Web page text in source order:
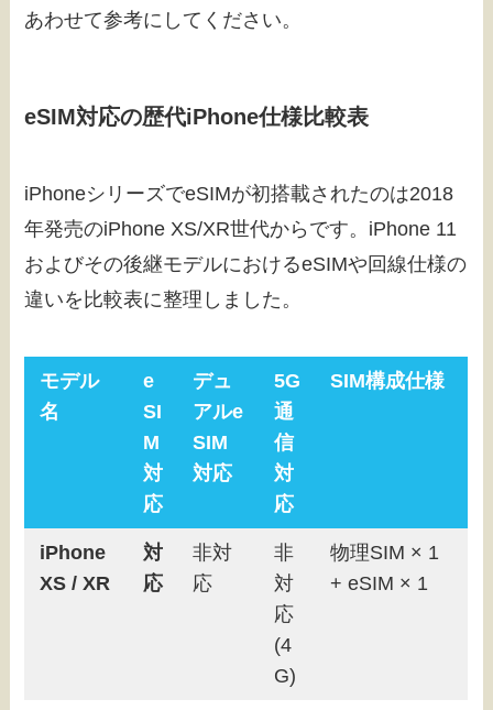
あわせて参考にしてください。
eSIM対応の歴代iPhone仕様比較表
iPhoneシリーズでeSIMが初搭載されたのは2018
年発売のiPhone XS/XR世代からです。iPhone 11
およびその後継モデルにおけるeSIMや回線仕様の
違いを比較表に整理しました。
モデル
名
e
SI
M
対
応
デュ
アルe
SIM
対応
5G
通
信
対
応
SIM構成仕様
iPhone
XS / XR
対
応
非対
応
非
対
応
(4
G)
物理SIM × 1
+ eSIM × 1